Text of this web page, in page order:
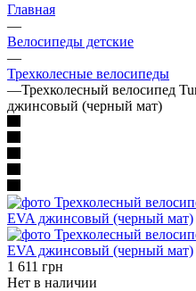
Главная
—
Велосипеды детские
—
Трехколесные велосипеды
—Трехколесный велосипед
джинсовый (черный мат)
1 611 грн
Нет в наличии